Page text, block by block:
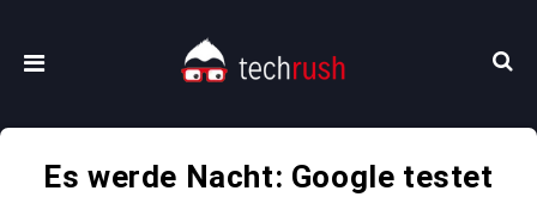
Es werde Nacht: Google testet